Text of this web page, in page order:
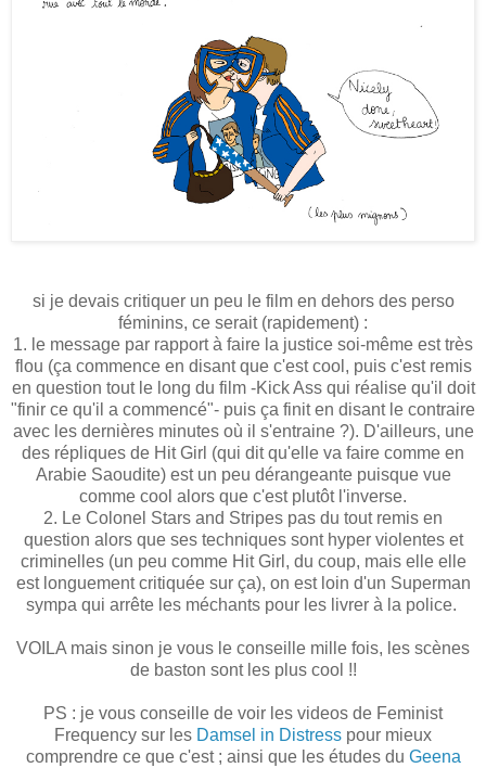
si je devais critiquer un peu le film en dehors des perso
féminins, ce serait (rapidement) :
1. le message par rapport à faire la justice soi-même est très
flou (ça commence en disant que c'est cool, puis c'est remis
en question tout le long du film -Kick Ass qui réalise qu'il doit
"finir ce qu'il a commencé"- puis ça finit en disant le contraire
avec les dernières minutes où il s'entraine ?). D'ailleurs, une
des répliques de Hit Girl (qui dit qu'elle va faire comme en
Arabie Saoudite) est un peu dérangeante puisque vue
comme cool alors que c'est plutôt l'inverse.
2. Le Colonel Stars and Stripes pas du tout remis en
question alors que ses techniques sont hyper violentes et
criminelles (un peu comme Hit Girl, du coup, mais elle elle
est longuement critiquée sur ça), on est loin d'un Superman
sympa qui arrête les méchants pour les livrer à la police.
VOILA mais sinon je vous le conseille mille fois, les scènes
de baston sont les plus cool !!
PS : je vous conseille de voir les videos de Feminist
Frequency sur les Damsel in Distress pour mieux
comprendre ce que c'est ; ainsi que les études du Geena